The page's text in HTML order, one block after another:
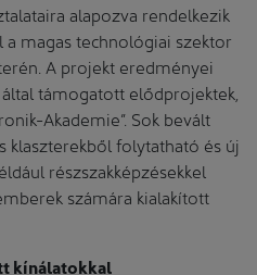
alapozva rendelkezik
a magas technológiai szektor
A projekt eredményei
támogatott elődprojektek,
Akademie”. Sok bevált
klaszterekből folytatható és új
részszakképzésekkel
számára kialakított
kínálatokkal